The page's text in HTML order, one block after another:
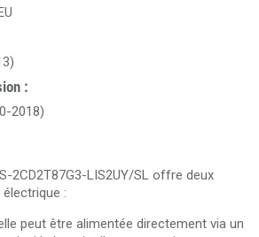
:
2018)
2CD2T87G3-LIS2UY/SL offre deux
:
peut être alimentée directement via un